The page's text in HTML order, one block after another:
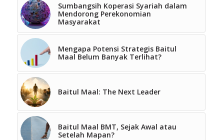
Sumbangsih Koperasi Syariah dalam
Mendorong Perekonomian
Masyarakat
Mengapa Potensi Strategis Baitul
Maal Belum Banyak Terlihat?
Baitul Maal: The Next Leader
Baitul Maal BMT, Sejak Awal atau
Setelah Mapan?